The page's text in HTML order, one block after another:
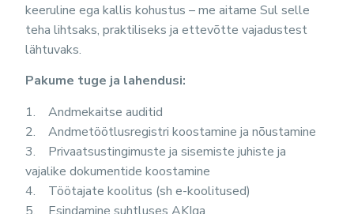
keeruline ega kallis kohustus – me aitame Sul selle
teha lihtsaks, praktiliseks ja ettevõtte vajadustest
lähtuvaks.
Pakume tuge ja lahendusi:
1. Andmekaitse auditid
2. Andmetöötlusregistri koostamine ja nõustamine
3. Privaatsustingimuste ja sisemiste juhiste ja
vajalike dokumentide koostamine
4. Töötajate koolitus (sh e-koolitused)